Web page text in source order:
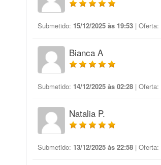
Submetido: 15/12/2025 às 19:53 | Oferta:
Bianca A
Submetido: 14/12/2025 às 02:28 | Oferta:
Natalia P.
Submetido: 13/12/2025 às 22:58 | Oferta: